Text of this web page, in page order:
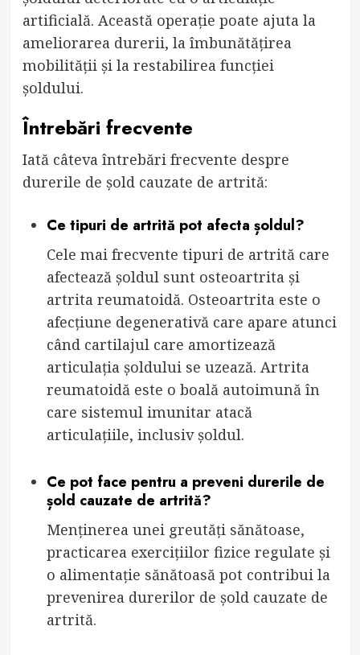
artificială. Această operație poate ajuta la
ameliorarea durerii, la îmbunătățirea
mobilității și la restabilirea funcției
șoldului.
Întrebări frecvente
Iată câteva întrebări frecvente despre
durerile de șold cauzate de artrită:
Ce tipuri de artrită pot afecta șoldul?
Cele mai frecvente tipuri de artrită care
afectează șoldul sunt osteoartrita și
artrita reumatoidă. Osteoartrita este o
afecțiune degenerativă care apare atunci
când cartilajul care amortizează
articulația șoldului se uzează. Artrita
reumatoidă este o boală autoimună în
care sistemul imunitar atacă
articulațiile, inclusiv șoldul.
Ce pot face pentru a preveni durerile de
șold cauzate de artrită?
Menținerea unei greutăți sănătoase,
practicarea exercițiilor fizice regulate și
o alimentație sănătoasă pot contribui la
prevenirea durerilor de șold cauzate de
artrită.